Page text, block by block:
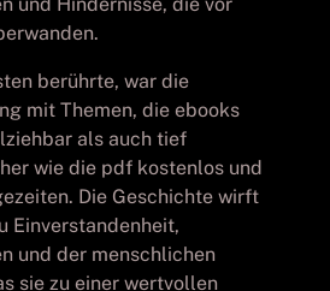
berührte, war die
mit Themen, die ebooks
als auch tief
wie die pdf kostenlos und
Die Geschichte wirft
Einverstandenheit,
und der menschlichen
sie zu einer wertvollen